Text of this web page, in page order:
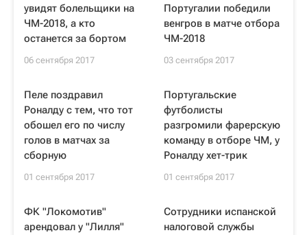
увидят болельщики на
ЧМ-2018, а кто
останется за бортом
06 сентября 2017
Португалии победили
венгров в матче отбора
ЧМ-2018
03 сентября 2017
Пеле поздравил
Роналду с тем, что тот
обошел его по числу
голов в матчах за
сборную
01 сентября 2017
Португальские
футболисты
разгромили фарерскую
команду в отборе ЧМ, у
Роналду хет-трик
01 сентября 2017
ФК "Локомотив"
арендовал у "Лилля"
Сотрудники испанской
налоговой службы